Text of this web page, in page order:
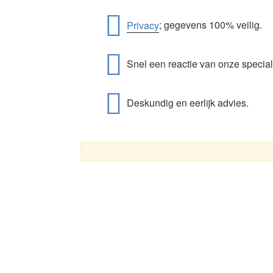
Privacy; gegevens 100% veilig.
Snel een reactie van onze
Deskundig en eerlijk advies.